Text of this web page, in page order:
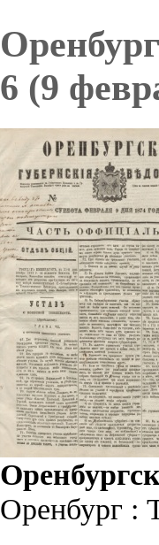
6 (9
Оренбург :